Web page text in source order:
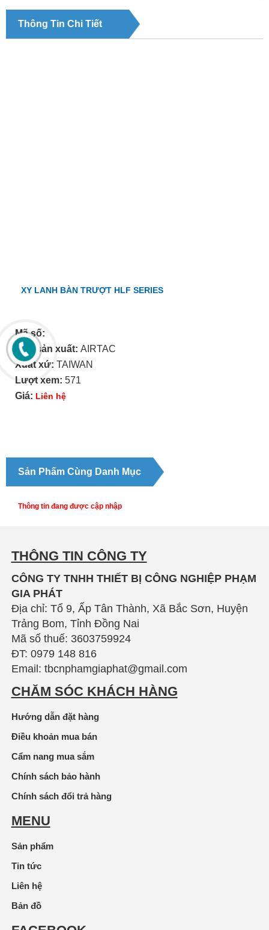
Thông Tin Chi Tiết
XY LANH BÀN TRƯỢT HLF SERIES
Mã số:
Nhà sản xuất: AIRTAC
Xuất xứ: TAIWAN
Lượt xem: 571
Giá: Liên hệ
Sản Phẩm Cùng Danh Mục
Thông tin đang được cập nhập
THÔNG TIN CÔNG TY
CÔNG TY TNHH THIẾT BỊ CÔNG NGHIỆP PHẠM
GIA PHÁT
Địa chỉ: Tổ 9, Ấp Tân Thành, Xã Bắc Sơn, Huyện
Trảng Bom, Tỉnh Đồng Nai
Mã số thuế: 3603759924
ĐT: 0979 148 816
Email: tbcnphamgiaphat@gmail.com
CHĂM SÓC KHÁCH HÀNG
Hướng dẫn đặt hàng
Điều khoản mua bán
Cẩm nang mua sắm
Chính sách bảo hành
Chính sách đổi trả hàng
MENU
Sản phẩm
Tin tức
Liên hệ
Bản đồ